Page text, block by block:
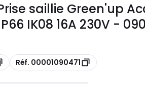
saillie Green'up
IK08 16A 230V -
Copie
Réf. 00001090471